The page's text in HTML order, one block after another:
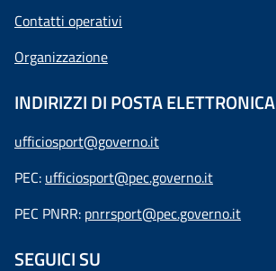
Contatti operativi
Organizzazione
INDIRIZZI DI POSTA ELETTRONICA
ufficiosport@governo.it
PEC: ufficiosport@pec.governo.it
PEC PNRR: pnrrsport@pec.governo.it
SEGUICI SU